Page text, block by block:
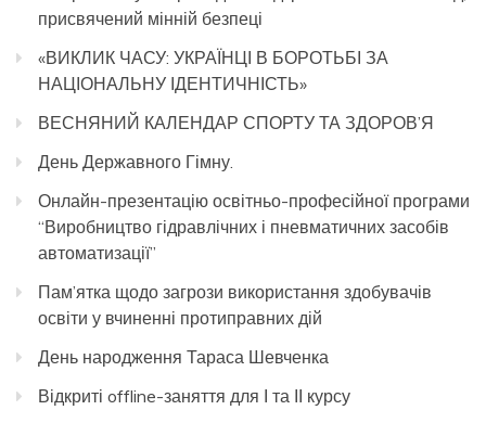
присвячений мінній безпеці
«ВИКЛИК ЧАСУ: УКРАЇНЦІ В БОРОТЬБІ ЗА
НАЦІОНАЛЬНУ ІДЕНТИЧНІСТЬ»
ВЕСНЯНИЙ КАЛЕНДАР СПОРТУ ТА ЗДОРОВ’Я
День Державного Гімну.
Онлайн-презентацію освітньо-професійної програми
“Виробництво гідравлічних і пневматичних засобів
автоматизації”
Пам’ятка щодо загрози використання здобувачів
освіти у вчиненні протиправних дій
День народження Тараса Шевченка
Відкриті offline-заняття для І та ІІ курсу